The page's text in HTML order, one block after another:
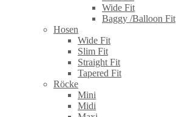
Wide Fit
Baggy /Balloon Fit
Hosen
Wide Fit
Slim Fit
Straight Fit
Tapered Fit
Röcke
Mini
Midi